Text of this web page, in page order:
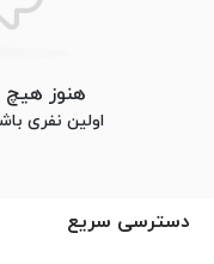
هنوز
اولین نفری
دسترسی سریع